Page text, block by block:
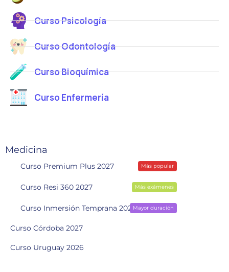
Curso Psicología
Curso Odontología
Curso Bioquímica
Curso Enfermería
Medicina
Curso Premium Plus 2027 Más popular
Curso Resi 360 2027 Más exámenes
Curso Inmersión Temprana 2028Mayor duración
Curso Córdoba 2027
Curso Uruguay 2026